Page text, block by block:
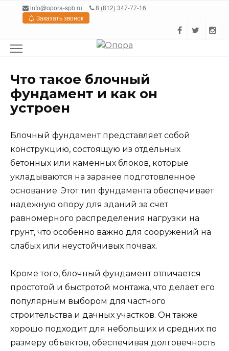
Перейтиinfo@opora-spb.ru
8 (812) 347-77-16
Заказать звонок
Что такое блочный
фундамент и как он
устроен
Блочный фундамент представляет собой
конструкцию, состоящую из отдельных
бетонных или каменных блоков, которые
укладываются на заранее подготовленное
основание. Этот тип фундамента обеспечивает
надежную опору для зданий за счет
равномерного распределения нагрузки на
грунт, что особенно важно для сооружений на
слабых или неустойчивых почвах.
Кроме того, блочный фундамент отличается
простотой и быстротой монтажа, что делает его
популярным выбором для частного
строительства и дачных участков. Он также
хорошо подходит для небольших и средних по
размеру объектов, обеспечивая долговечность